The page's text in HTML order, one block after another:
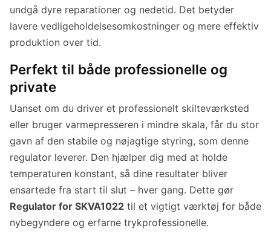
undgå dyre reparationer og nedetid. Det betyder
lavere vedligeholdelsesomkostninger og mere effektiv
produktion over tid.
Perfekt til både professionelle og
private
Uanset om du driver et professionelt skilteværksted
eller bruger varmepresseren i mindre skala, får du stor
gavn af den stabile og nøjagtige styring, som denne
regulator leverer. Den hjælper dig med at holde
temperaturen konstant, så dine resultater bliver
ensartede fra start til slut – hver gang. Dette gør
Regulator for SKVA1022 til et vigtigt værktøj for både
nybegyndere og erfarne trykprofessionelle.